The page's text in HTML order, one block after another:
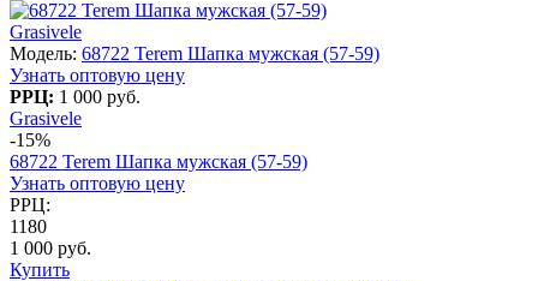
Grasivele
Модель: 68722 Terem Шапка мужская (57-59)
Узнать оптовую цену
РРЦ: 1 000 руб.
Grasivele
-15%
68722 Terem Шапка мужская (57-59)
Узнать оптовую цену
РРЦ:
1180
1 000 руб.
Купить